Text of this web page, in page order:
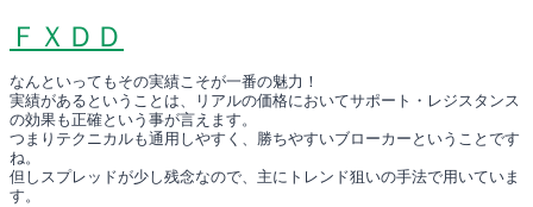
ＦＸＤＤ
なんといってもその実績こそが一番の魅力！
実績があるということは、リアルの価格においてサポート・レジスタンス
の効果も正確という事が言えます。
つまりテクニカルも通用しやすく、勝ちやすいブローカーということです
ね。
但しスプレッドが少し残念なので、主にトレンド狙いの手法で用いていま
す。